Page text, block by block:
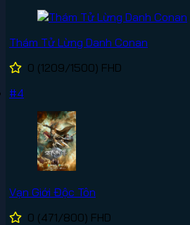
Thám Tử Lừng Danh Conan
0 (1209/1500) FHD
#4
Vạn Giới Độc Tôn
0 (471/800) FHD